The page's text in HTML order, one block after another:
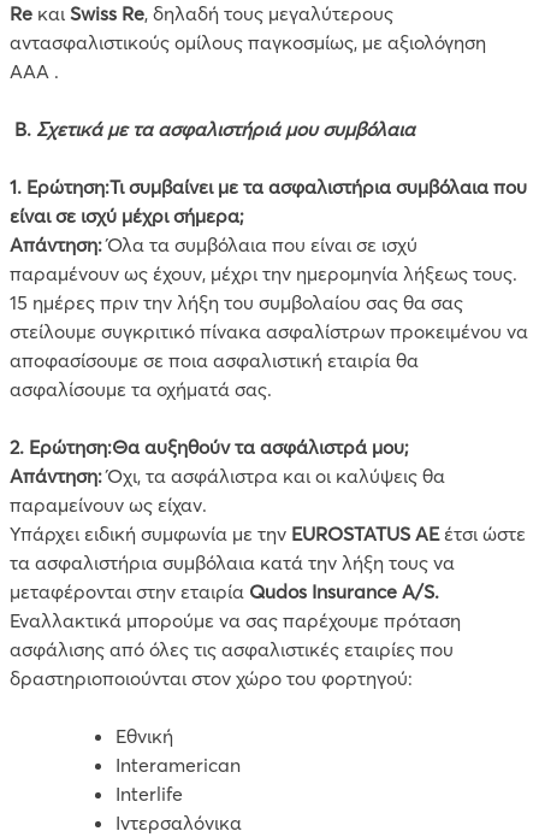
Re και Swiss Re, δηλαδή τους μεγαλύτερους
αντασφαλιστικούς ομίλους παγκοσμίως, με αξιολόγηση
ΑΑΑ .
Β. Σχετικά με τα ασφαλιστήριά μου συμβόλαια
1. Ερώτηση:Τι συμβαίνει με τα ασφαλιστήρια συμβόλαια που
είναι σε ισχύ μέχρι σήμερα;
Απάντηση:Όλα τα συμβόλαια που είναι σε ισχύ
παραμένουν ως έχουν, μέχρι την ημερομηνία λήξεως τους.
15 ημέρες πριν την λήξη του συμβολαίου σας θα σας
στείλουμε συγκριτικό πίνακα ασφαλίστρων προκειμένου να
αποφασίσουμε σε ποια ασφαλιστική εταιρία θα
ασφαλίσουμε τα οχήματά σας.
2. Ερώτηση:Θα αυξηθούν τα ασφάλιστρά μου;
Απάντηση:Όχι, τα ασφάλιστρα και οι καλύψεις θα
παραμείνουν ως είχαν.
Υπάρχει ειδική συμφωνία με την EUROSTATUS ΑΕέτσι ώστε
τα ασφαλιστήρια συμβόλαια κατά την λήξη τους να
μεταφέρονται στην εταιρία Qudos Insurance A/S.
Εναλλακτικά μπορούμε να σας παρέχουμε πρόταση
ασφάλισης από όλες τις ασφαλιστικές εταιρίες που
δραστηριοποιούνται στον χώρο του φορτηγού:
Εθνική
Interamerican
Interlife
Ιντερσαλόνικα